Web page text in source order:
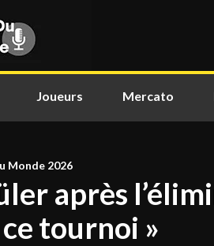
Joueurs Mercato
Monde 2026
après
tournoi »